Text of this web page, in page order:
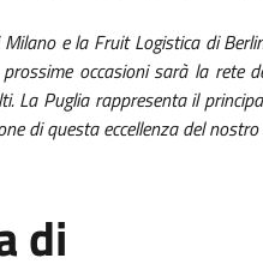
e la Fruit Logistica di
occasioni sarà la rete
La Puglia rappresenta il
di questa eccellenza del
di